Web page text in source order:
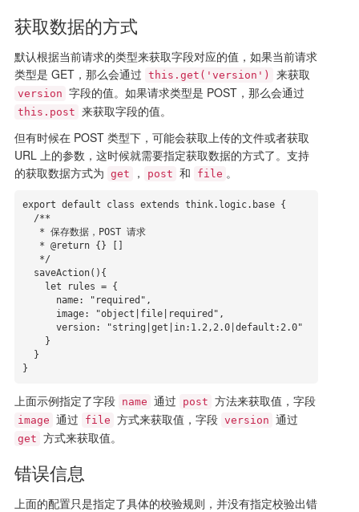
获取数据的方式
默认根据当前请求的类型来获取字段对应的值，如果当前请求
类型是 GET，那么会通过 this.get('version') 来获取
version 字段的值。如果请求类型是 POST，那么会通过
this.post 来获取字段的值。
但有时候在 POST 类型下，可能会获取上传的文件或者获取
URL 上的参数，这时候就需要指定获取数据的方式了。支持
的获取数据方式为 get ， post 和 file 。
export default class extends think.logic.base {
}
上面示例指定了字段 name 通过 post 方法来获取值，字段
image 通过 file 方式来获取值，字段 version 通过
get 方式来获取值。
错误信息
上面的配置只是指定了具体的校验规则，并没有指定校验出错